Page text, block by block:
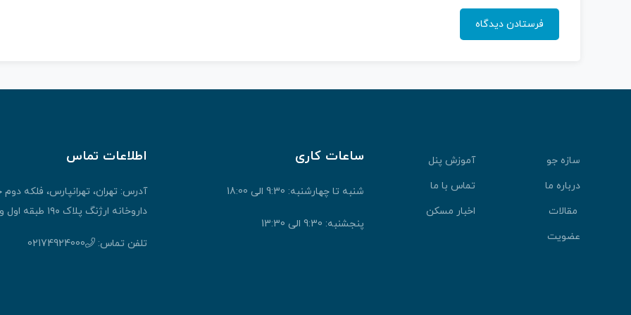
سازه جو
آموزش پنل
درباره ما
تماس با ما
مقالات
اخبار مسکن
عضویت
ساعات کاری
شنبه تا چهارشنبه: 9:30 الی 18:00
پنجشنبه: 9:30 الی 13:30
اطلاعات تماس
آدرس: تهران، تهرانپارس، فلکه
داروخانه ارژنگ پلاک ۱۹۰ طبقه اول واحد ۱
تلفن تماس: 02174924000